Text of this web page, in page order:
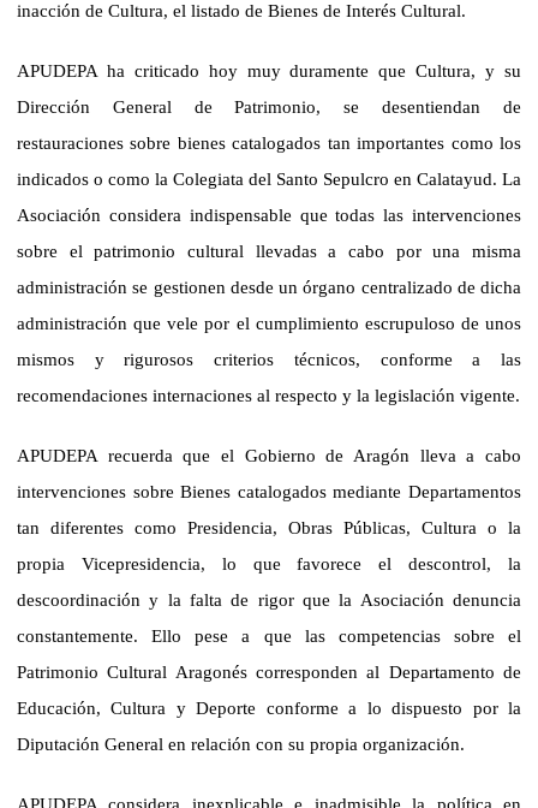
inacción de Cultura, el listado de Bienes de Interés Cultural.
APUDEPA ha criticado hoy muy duramente que Cultura, y su
Dirección General de Patrimonio, se desentiendan de
restauraciones sobre bienes catalogados tan importantes como los
indicados o como la Colegiata del Santo Sepulcro en Calatayud. La
Asociación considera indispensable que todas las intervenciones
sobre el patrimonio cultural llevadas a cabo por una misma
administración se gestionen desde un órgano centralizado de dicha
administración que vele por el cumplimiento escrupuloso de unos
mismos y rigurosos criterios técnicos, conforme a las
recomendaciones internaciones al respecto y la legislación vigente.
APUDEPA recuerda que el Gobierno de Aragón lleva a cabo
intervenciones sobre Bienes catalogados mediante Departamentos
tan diferentes como Presidencia, Obras Públicas, Cultura o la
propia Vicepresidencia, lo que favorece el descontrol, la
descoordinación y la falta de rigor que la Asociación denuncia
constantemente. Ello pese a que las competencias sobre el
Patrimonio Cultural Aragonés corresponden al Departamento de
Educación, Cultura y Deporte conforme a lo dispuesto por la
Diputación General en relación con su propia organización.
APUDEPA considera inexplicable e inadmisible la política en